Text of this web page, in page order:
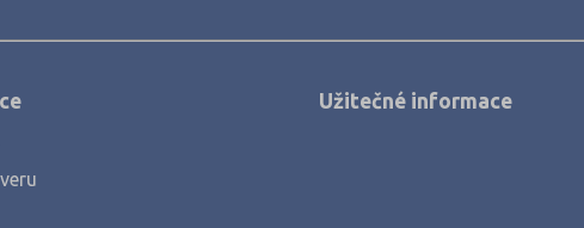
Užitečné informace